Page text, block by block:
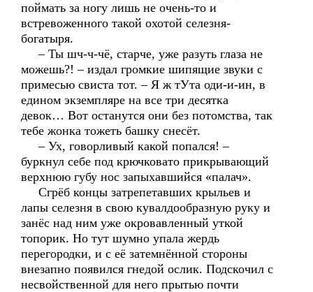
поймать за ногу лишь не очень-то и
встревоженного такой охотой селезня-
богатыря.
– Ты шч-ч-чё, старче, уже разуть глаза не
можешь?! – издал громкие шипящие звуки с
примесью свиста тот. – Я ж тУта оди-и-ин, в
едином экземпляре на все три десятка
девок… Вот останутся они без потомства, так
тебе жонка тожеть башку снесёт.
– Ух, говорливый какой попался! –
буркнул себе под крючковато прикрывающий
верхнюю губу нос запыхавшийся «палач».
Сгрёб концы затрепетавших крыльев и
лапы селезня в свою кувалдообразную руку и
занёс над ним уже окровавленный уткой
топорик. Но тут шумно упала жердь
перегородки, и с её затемнённой стороны
внезапно появился гнедой ослик. Подскочил с
несвойственной для него прытью почти